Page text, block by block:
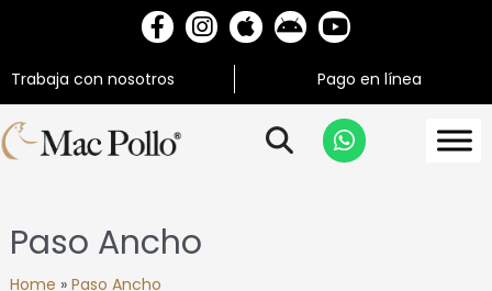
Trabaja con nosotros Pago en línea
Paso Ancho
Home » Paso Ancho